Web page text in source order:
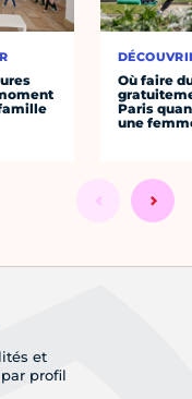
Où faire
Paris
une
et
profil